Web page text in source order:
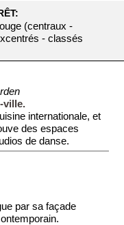
(centraux -
- classés
ville.
internationale, et
des espaces
de danse.
par sa façade